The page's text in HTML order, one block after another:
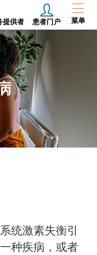
提供者 患者门户 菜单
统激素失衡引
种疾病，或者